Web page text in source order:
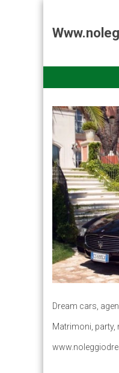
Dream cars,
Matrimoni,